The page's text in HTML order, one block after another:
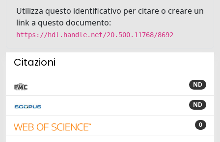
Utilizza questo identificativo per citare o creare un
link a questo documento:
https://hdl.handle.net/20.500.11768/8692
Citazioni
ND
ND
0